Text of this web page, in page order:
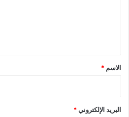
*
الاسم *
البريد الإلكتروني*